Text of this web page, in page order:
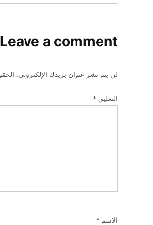
Leave a comment
لن يتم نشر عنوان بريدك الإلكتروني.
التعليق *
الاسم *